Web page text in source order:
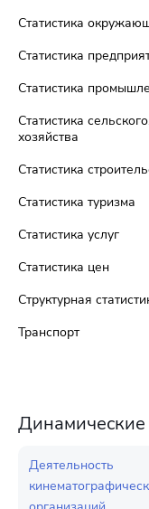
Статистика
Статистика
Статистика
Статистика
хозяйства
Статистика
Статистика туризма
Статистика услуг
Статистика цен
Структурная
Транспорт
Деятельность